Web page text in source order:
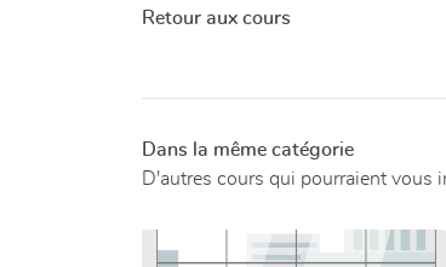
Retour aux cours
Dans la même catégorie
D'autres cours qui pourraient vous